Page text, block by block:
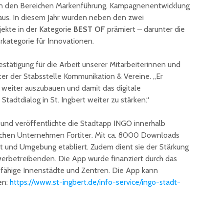
den Bereichen Markenführung, Kampagnenentwicklung
In diesem Jahr wurden neben den zwei
in der Kategorie BEST OF prämiert – darunter die
für Innovationen.
für die Arbeit unserer Mitarbeiterinnen und
der Stabsstelle Kommunikation & Vereine. „Er
auszubauen und damit das digitale
in St. Ingbert weiter zu stärken.“
veröffentlichte die Stadtapp INGO innerhalb
Unternehmen Fortiter. Mit ca. 8000 Downloads
und Umgebung etabliert. Zudem dient sie der Stärkung
Die App wurde finanziert durch das
Innenstädte und Zentren. Die App kann
https://www.st-ingbert.de/info-service/ingo-stadt-